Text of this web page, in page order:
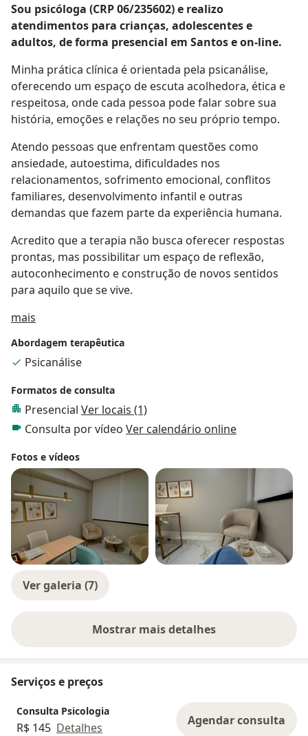
Sou psicóloga (CRP 06/235602) e realizo
atendimentos para crianças, adolescentes e
adultos, de forma presencial em Santos e on-line.
Minha prática clínica é orientada pela psicanálise,
oferecendo um espaço de escuta acolhedora, ética e
respeitosa, onde cada pessoa pode falar sobre sua
história, emoções e relações no seu próprio tempo.
Atendo pessoas que enfrentam questões como
ansiedade, autoestima, dificuldades nos
relacionamentos, sofrimento emocional, conflitos
familiares, desenvolvimento infantil e outras
demandas que fazem parte da experiência humana.
Acredito que a terapia não busca oferecer respostas
prontas, mas possibilitar um espaço de reflexão,
autoconhecimento e construção de novos sentidos
para aquilo que se vive.
mais
Abordagem terapêutica
Psicanálise
Formatos de consulta
Presencial Ver locais (1)
Consulta por vídeo Ver calendário online
Fotos e vídeos
Ver galeria (7)
Mostrar mais detalhes
sobre a experiência
Serviços e preços
Consulta Psicologia
R$ 145 Detalhes Agendar consulta